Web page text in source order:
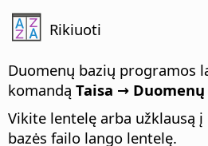
Rikiuoti
Duomenų bazių programos
komandą Taisa →
Vikite lentelę arba užklausą
bazės failo lango lentelę.